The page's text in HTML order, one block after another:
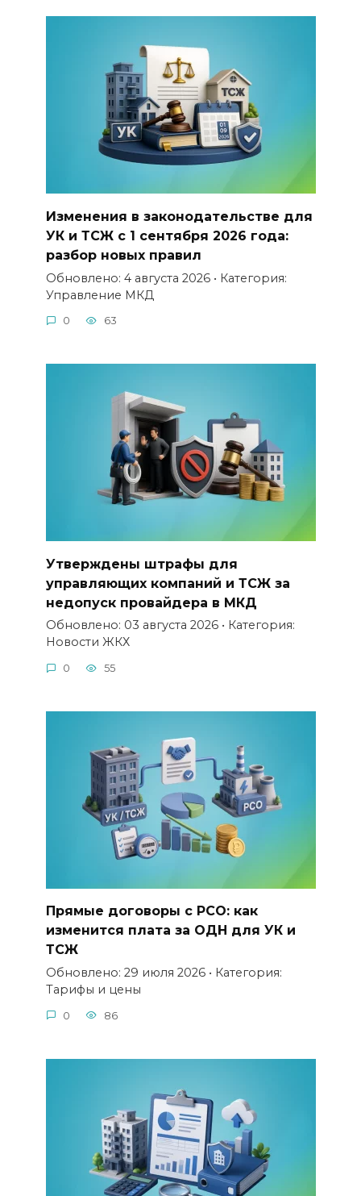
Изменения в законодательстве для
УК и ТСЖ с 1 сентября 2026 года:
разбор новых правил
Обновлено: 4 августа 2026 • Категория:
Управление МКД
0 63
Утверждены штрафы для
управляющих компаний и ТСЖ за
недопуск провайдера в МКД
Обновлено: 03 августа 2026 • Категория:
Новости ЖКХ
0 55
Прямые договоры с РСО: как
изменится плата за ОДН для УК и
ТСЖ
Обновлено: 29 июля 2026 • Категория:
Тарифы и цены
0 86